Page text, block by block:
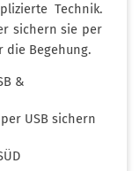
Technik.
sichern sie per
die Begehung.
&
USB sichern